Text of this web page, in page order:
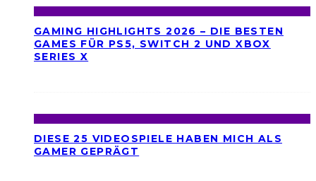
GAMING HIGHLIGHTS 2026 – DIE BESTEN
GAMES FÜR PS5, SWITCH 2 UND XBOX
SERIES X
DIESE 25 VIDEOSPIELE HABEN MICH ALS
GAMER GEPRÄGT